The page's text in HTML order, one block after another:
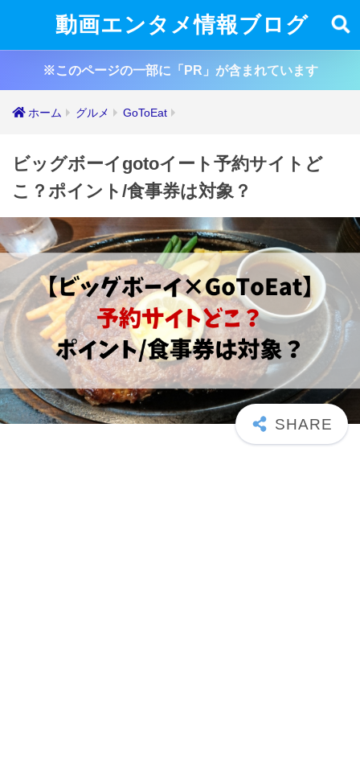
動画エンタメ情報ブログ
※このページの一部に「PR」が含まれています
ホーム グルメ GoToEat
ビッグボーイgotoイート予約サイトど
こ？ポイント/食事券は対象？